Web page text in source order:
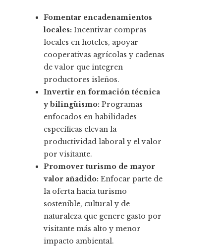
Fomentar encadenamientos
locales: Incentivar compras
locales en hoteles, apoyar
cooperativas agrícolas y cadenas
de valor que integren
productores isleños.
Invertir en formación técnica
y bilingüismo: Programas
enfocados en habilidades
específicas elevan la
productividad laboral y el valor
por visitante.
Promover turismo de mayor
valor añadido: Enfocar parte de
la oferta hacia turismo
sostenible, cultural y de
naturaleza que genere gasto por
visitante más alto y menor
impacto ambiental.